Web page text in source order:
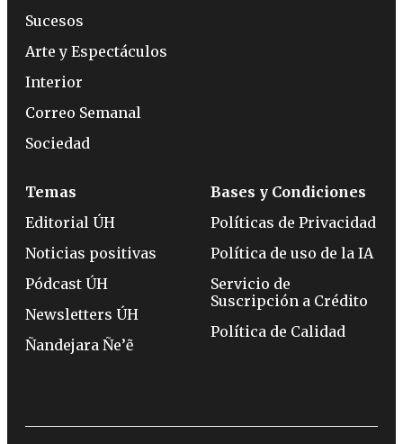
Sucesos
Arte y Espectáculos
Interior
Correo Semanal
Sociedad
Temas
Editorial ÚH
Noticias positivas
Pódcast ÚH
Newsletters ÚH
Ñandejara Ñe’ẽ
Bases y Condiciones
Políticas de Privacidad
Política de uso de la IA
Servicio de
Suscripción a Crédito
Política de Calidad